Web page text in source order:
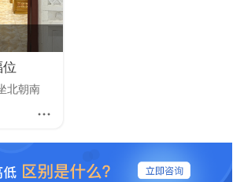
位
北朝南